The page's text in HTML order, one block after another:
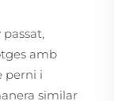
amb
perni i
similar